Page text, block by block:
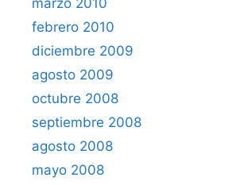
marzo 2010
febrero 2010
diciembre 2009
agosto 2009
octubre 2008
septiembre 2008
agosto 2008
mayo 2008